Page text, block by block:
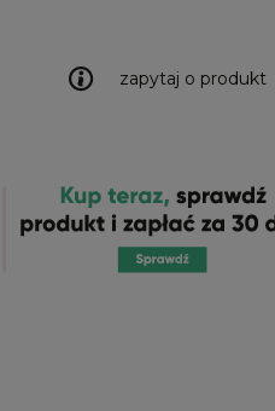
zapytaj o produkt